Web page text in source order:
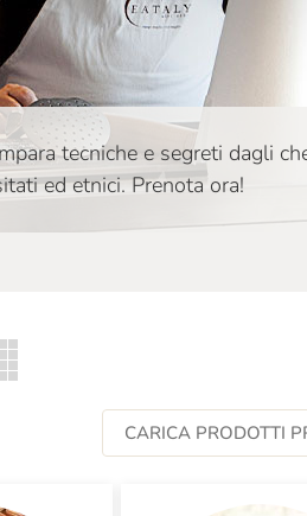
tecniche e segreti dagli
ed etnici. Prenota ora!
CARICA PRODOTTI